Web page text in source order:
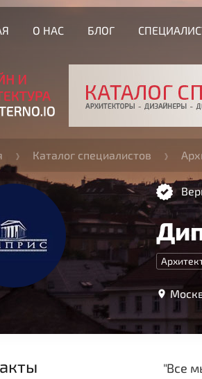
О НАС БЛОГ
Каталог специалистов
"Все